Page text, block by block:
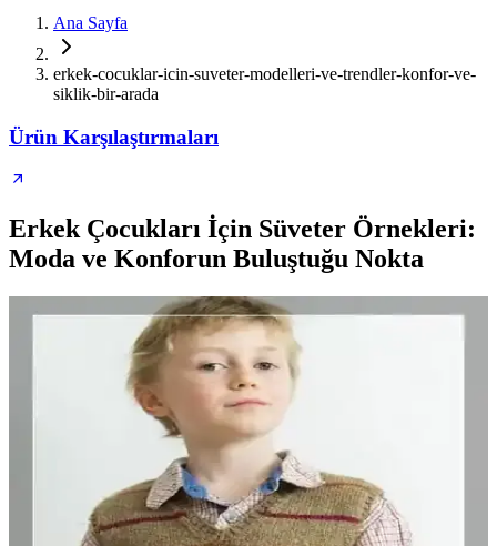
Ana Sayfa
erkek-cocuklar-icin-suveter-modelleri-ve-trendler-konfor-ve-
siklik-bir-arada
Ürün Karşılaştırmaları
Erkek Çocukları İçin Süveter Örnekleri:
Moda ve Konforun Buluştuğu Nokta